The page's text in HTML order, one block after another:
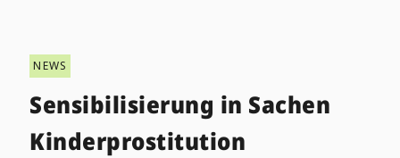
NEWS
Sensibilisierung in Sachen
Kinderprostitution